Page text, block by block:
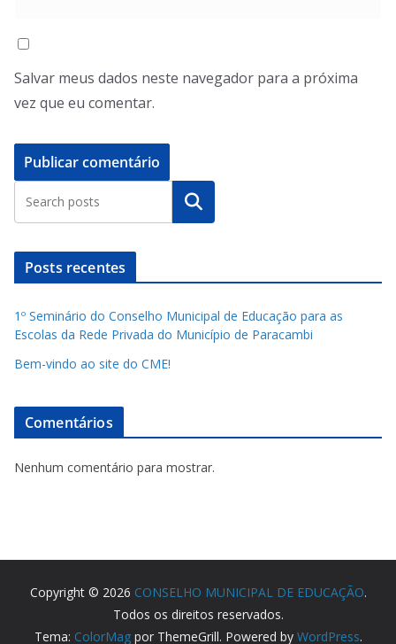
Salvar meus dados neste navegador para a próxima
vez que eu comentar.
Pesquisar
Posts recentes
1º Seminário do Conselho Municipal de Educação para as
Escolas da Rede Privada do Município de Paracambi
Bem-vindo ao site do CME!
Comentários
Nenhum comentário para mostrar.
Copyright © 2026 CONSELHO MUNICIPAL DE EDUCAÇÃO.
Todos os direitos reservados.
Tema: ColorMagpor ThemeGrill. Powered by WordPress.